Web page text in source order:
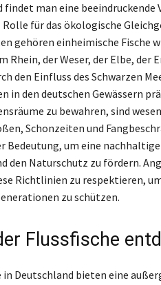
findet man eine beeindruckende
für das ökologische
gehören einheimische Fische
Rhein, der Weser, der Elbe, der
den Einfluss des Schwarzen
in den deutschen Gewässern
zu bewahren, sind
Schonzeiten und
Bedeutung, um eine
den Naturschutz zu fördern.
Richtlinien zu respektieren,
zu schützen.
Flussfische
in Deutschland bieten eine